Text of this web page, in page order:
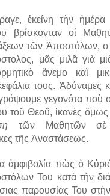
ἐκείνη τὴν ἡμέρα
βρίσκονταν οἱ
τῶν Ἀποστόλων,
μᾶς μιλᾶ γιὰ
ἄνεμο καὶ
τους. Ἀδύναμες
γεγονότα ποὺ
τοῦ Θεοῦ, ἱκανὲς
τῶν Μαθητῶν σὲ
τῆς Ἀναστάσεως.
ἀμφιβολία πὼς ὁ
Του κατὰ τὴν
παρουσίας Του